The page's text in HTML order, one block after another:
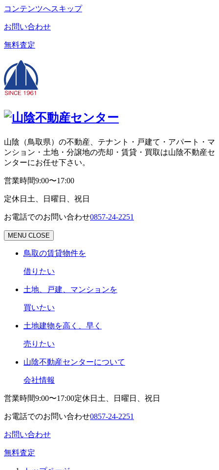
コンテンツへスキップ
お問い合わせ
無料査定
山陰（鳥取県）の不動産、テナント・戸建て・アパート・マ
ンション・土地・分譲地の売却・賃貸・買取は山陰不動産セ
ンターにお任せ下さい。
営業時間9:00〜17:00
定休日 土、日曜日、祝日
お電話でのお問い合わせ0857-24-2251
MENU CLOSE
鳥取の賃貸物件を
借りたい
土地、戸建、マンションを
買いたい
土地建物を高く、早く
売りたい
山陰不動産センターについて
会社情報
営業時間9:00〜17:00定休日 土、日曜日、祝日
お電話でのお問い合わせ0857-24-2251
お問い合わせ
無料査定